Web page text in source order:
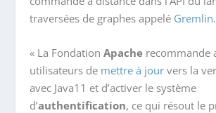
traversées de graphes appelé Gremlin.
« La FondationApache recommande
utilisateurs de mettre à jour vers la
avec Java11 et d’activer le système
d’authentification, ce qui résout le